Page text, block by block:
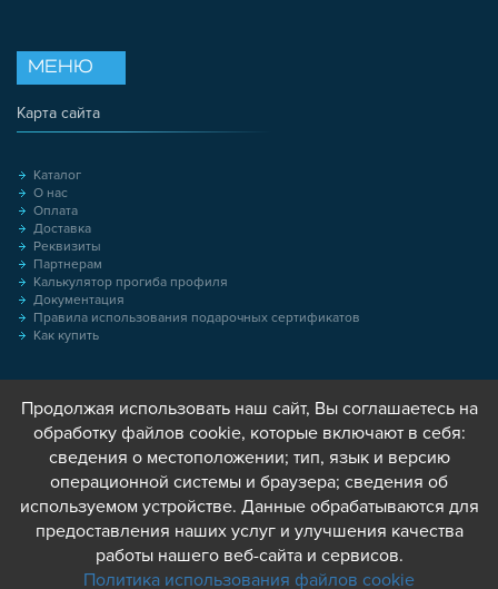
МЕНЮ
Карта сайта
Каталог
О нас
Оплата
Доставка
Реквизиты
Партнерам
Калькулятор прогиба профиля
Документация
Правила использования подарочных сертификатов
Как купить
Продолжая использовать наш сайт, Вы соглашаетесь на
обработку файлов cookie, которые включают в себя:
сведения о местоположении; тип, язык и версию
операционной системы и браузера; сведения об
используемом устройстве. Данные обрабатываются для
предоставления наших услуг и улучшения качества
работы нашего веб-сайта и сервисов.
Политика использования файлов cookie